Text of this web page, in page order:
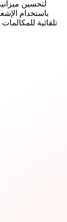
لتحسين
باستخدام
تلقائية